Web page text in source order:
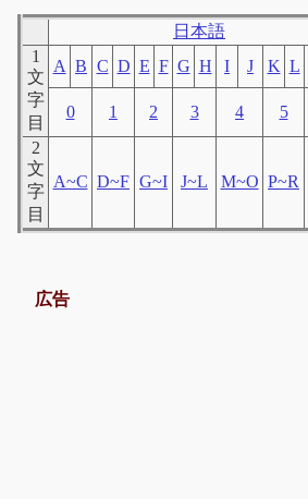
日本語
1
文
字
目
A B C D E F G H I J K L
0 1 2 3 4 5
2
文
字
目
A~C D~F G~I J~L M~O P~R
広告